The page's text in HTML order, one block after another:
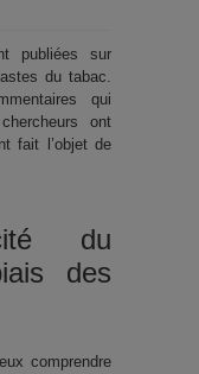
publiées sur
du tabac.
qui
ont
fait l’objet de
du
des
comprendre